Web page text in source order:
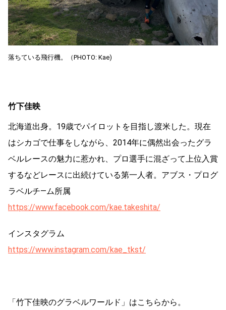
落ちている飛行機。（PHOTO: Kae)
竹下佳映
北海道出身。19歳でパイロットを目指し渡米した。現在
はシカゴで仕事をしながら、2014年に偶然出会ったグラ
ベルレースの魅力に惹かれ、プロ選手に混ざって上位入賞
するなどレースに出続けている第一人者。アブス・プログ
ラベルチ―ム所属
https://www.facebook.com/kae.takeshita/
インスタグラム
https://www.instagram.com/kae_tkst/
「竹下佳映のグラベルワールド」はこちらから。